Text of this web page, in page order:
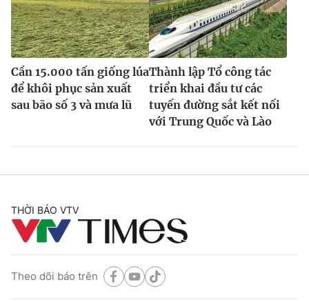
Cần 15.000 tấn giống lúa
để khôi phục sản xuất
sau bão số 3 và mưa lũ
Thành lập Tổ công tác
triển khai đầu tư các
tuyến đường sắt kết nối
với Trung Quốc và Lào
THỜI BÁO VTV
Theo dõi báo trên